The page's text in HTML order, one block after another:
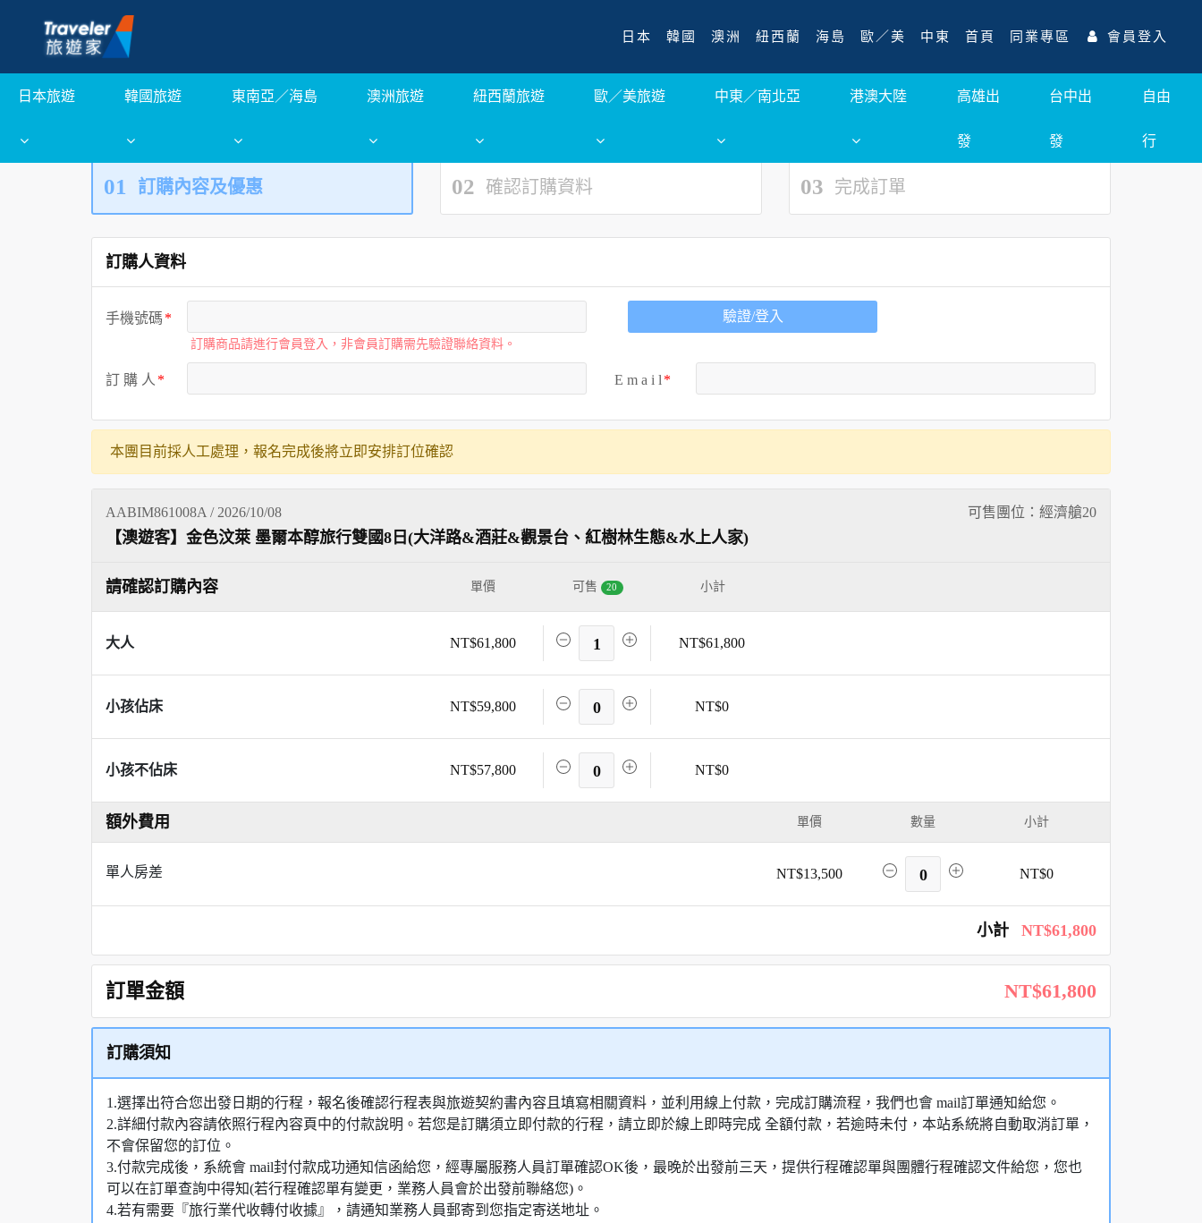
日本 韓國 澳洲 紐西蘭 海島 歐／美 中東 首頁 同業專區 會員登入
日本旅遊 韓國旅遊 東南亞／海島 澳洲旅遊 紐西蘭旅遊 歐／美旅遊 中東／南北亞 港澳大陸 高雄出
發
台中出
發
自由
行
01 訂購內容及優惠 02 確認訂購資料 03 完成訂單
訂購人資料
手機號碼
訂購商品請進行會員登入，非會員訂購需先驗證聯絡資料。
驗證/登入
訂 購 人 E m a i l
本團目前採人工處理，報名完成後將立即安排訂位確認
AABIM861008A / 2026/10/08 可售團位：經濟艙20
【澳遊客】金色汶萊 墨爾本醇旅行雙國8日(大洋路&酒莊&觀景台、紅樹林生態&水上人家)
請確認訂購內容 單價 可售 20 小計
大人 NT$61,800 1 NT$61,800
小孩佔床 NT$59,800 0 NT$0
小孩不佔床 NT$57,800 0 NT$0
額外費用 單價 數量 小計
單人房差 NT$13,500 0 NT$0
小計 NT$61,800
訂單金額 NT$61,800
訂購須知
1.選擇出符合您出發日期的行程，報名後確認行程表與旅遊契約書內容且填寫相關資料，並利用線上付款，完成訂購流程，我們也會 mail訂單通知給您。
2.詳細付款內容請依照行程內容頁中的付款說明。若您是訂購須立即付款的行程，請立即於線上即時完成 全額付款，若逾時未付，本站系統將自動取消訂單，
不會保留您的訂位。
3.付款完成後，系統會 mail封付款成功通知信函給您，經專屬服務人員訂單確認OK後，最晚於出發前三天，提供行程確認單與團體行程確認文件給您，您也
可以在訂單查詢中得知(若行程確認單有變更，業務人員會於出發前聯絡您)。
4.若有需要『旅行業代收轉付收據』，請通知業務人員郵寄到您指定寄送地址。